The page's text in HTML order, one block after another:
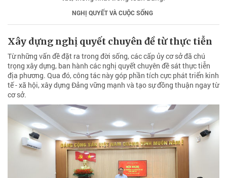
NGHỊ QUYẾT VÀ CUỘC SỐNG
Xây dựng nghị quyết chuyên đề từ thực tiễn
Từ những vấn đề đặt ra trong đời sống, các cấp ủy cơ sở đã chú
trọng xây dựng, ban hành các nghị quyết chuyên đề sát thực tiễn
địa phương. Qua đó, công tác này góp phần tích cực phát triển kinh
tế - xã hội, xây dựng Đảng vững mạnh và tạo sự đồng thuận ngay từ
cơ sở.